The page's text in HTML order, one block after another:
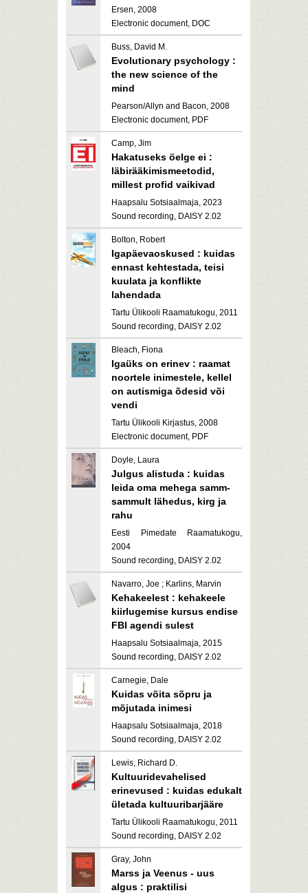
Ersen, 2008
Electronic document, DOC
Buss, David M.
Evolutionary psychology :
the new science of the
mind
Pearson/Allyn and Bacon, 2008
Electronic document, PDF
Camp, Jim
Hakatuseks öelge ei :
läbirääkimismeetodid,
millest profid vaikivad
Haapsalu Sotsiaalmaja, 2023
Sound recording, DAISY 2.02
Bolton, Robert
Igapäevaoskused : kuidas
ennast kehtestada, teisi
kuulata ja konflikte
lahendada
Tartu Ülikooli Raamatukogu, 2011
Sound recording, DAISY 2.02
Bleach, Fiona
Igaüks on erinev : raamat
noortele inimestele, kellel
on autismiga õdesid või
vendi
Tartu Ülikooli Kirjastus, 2008
Electronic document, PDF
Doyle, Laura
Julgus alistuda : kuidas
leida oma mehega samm-
sammult lähedus, kirg ja
rahu
Eesti Pimedate Raamatukogu,
2004
Sound recording, DAISY 2.02
Navarro, Joe ; Karlins, Marvin
Kehakeelest : kehakeele
kiirlugemise kursus endise
FBI agendi sulest
Haapsalu Sotsiaalmaja, 2015
Sound recording, DAISY 2.02
Carnegie, Dale
Kuidas võita sõpru ja
mõjutada inimesi
Haapsalu Sotsiaalmaja, 2018
Sound recording, DAISY 2.02
Lewis, Richard D.
Kultuuridevahelised
erinevused : kuidas edukalt
ületada kultuuribarjääre
Tartu Ülikooli Raamatukogu, 2011
Sound recording, DAISY 2.02
Gray, John
Marss ja Veenus - uus
algus : praktilisi